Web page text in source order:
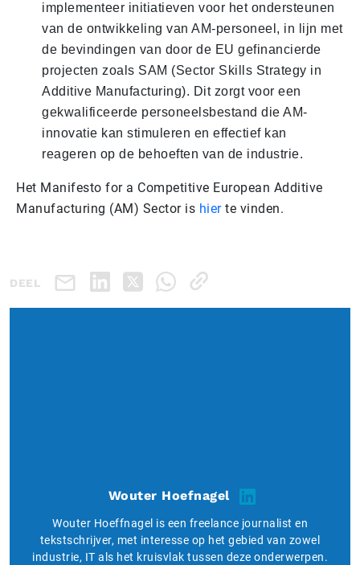
implementeer initiatieven voor het ondersteunen
van de ontwikkeling van AM-personeel, in lijn met
de bevindingen van door de EU gefinancierde
projecten zoals SAM (Sector Skills Strategy in
Additive Manufacturing). Dit zorgt voor een
gekwalificeerde personeelsbestand die AM-
innovatie kan stimuleren en effectief kan
reageren op de behoeften van de industrie.
Het Manifesto for a Competitive European Additive
Manufacturing (AM) Sector is hierte vinden.
DEEL
Wouter Hoefnagel
Wouter Hoeffnagel is een freelance journalist en
tekstschrijver, met interesse op het gebied van zowel
industrie, IT als het kruisvlak tussen deze onderwerpen.